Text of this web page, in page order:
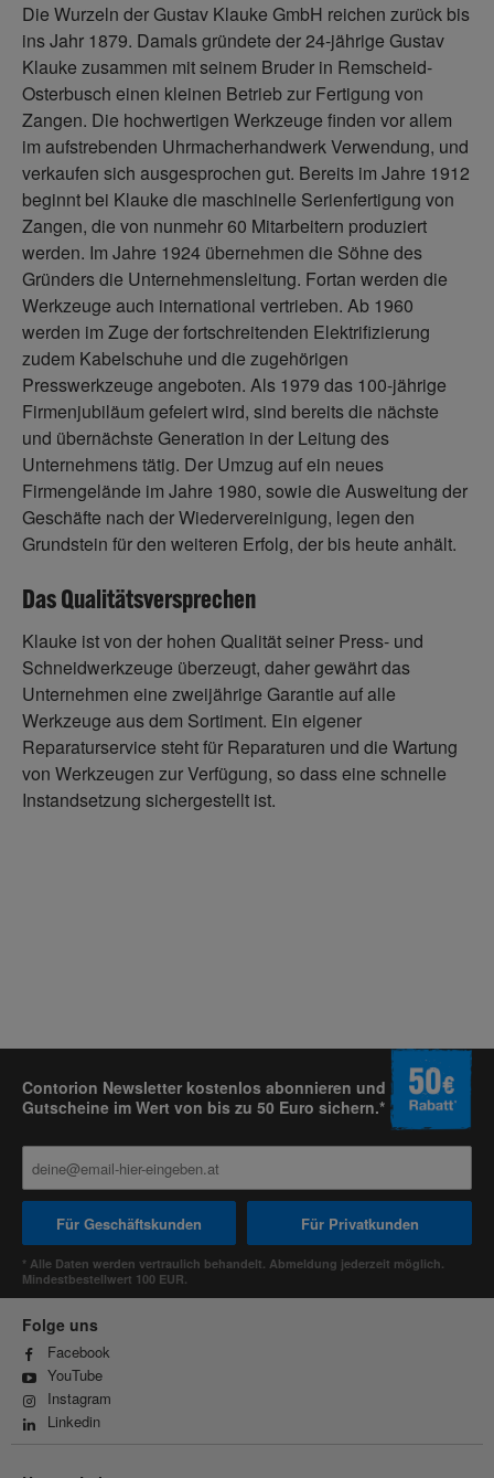
Die Wurzeln der Gustav Klauke GmbH reichen zurück bis
ins Jahr 1879. Damals gründete der 24-jährige Gustav
Klauke zusammen mit seinem Bruder in Remscheid-
Osterbusch einen kleinen Betrieb zur Fertigung von
Zangen. Die hochwertigen Werkzeuge finden vor allem
im aufstrebenden Uhrmacherhandwerk Verwendung, und
verkaufen sich ausgesprochen gut. Bereits im Jahre 1912
beginnt bei Klauke die maschinelle Serienfertigung von
Zangen, die von nunmehr 60 Mitarbeitern produziert
werden. Im Jahre 1924 übernehmen die Söhne des
Gründers die Unternehmensleitung. Fortan werden die
Werkzeuge auch international vertrieben. Ab 1960
werden im Zuge der fortschreitenden Elektrifizierung
zudem Kabelschuhe und die zugehörigen
Presswerkzeuge angeboten. Als 1979 das 100-jährige
Firmenjubiläum gefeiert wird, sind bereits die nächste
und übernächste Generation in der Leitung des
Unternehmens tätig. Der Umzug auf ein neues
Firmengelände im Jahre 1980, sowie die Ausweitung der
Geschäfte nach der Wiedervereinigung, legen den
Grundstein für den weiteren Erfolg, der bis heute anhält.
Das Qualitätsversprechen
Klauke ist von der hohen Qualität seiner Press- und
Schneidwerkzeuge überzeugt, daher gewährt das
Unternehmen eine zweijährige Garantie auf alle
Werkzeuge aus dem Sortiment. Ein eigener
Reparaturservice steht für Reparaturen und die Wartung
von Werkzeugen zur Verfügung, so dass eine schnelle
Instandsetzung sichergestellt ist.
Contorion Newsletter kostenlos abonnieren und
Gutscheine im Wert von bis zu 50 Euro sichern.*
Für Geschäftskunden Für Privatkunden
* Alle Daten werden vertraulich behandelt. Abmeldung jederzeit möglich.
Mindestbestellwert 100 EUR.
Folge uns
Facebook
YouTube
Instagram
Linkedin